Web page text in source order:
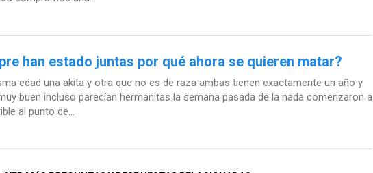
han estado juntas por qué ahora se quieren matar?
edad una akita y otra que no es de raza ambas tienen exactamente un año y
buen incluso parecían hermanitas la semana pasada de la nada comenzaron a
al punto de...